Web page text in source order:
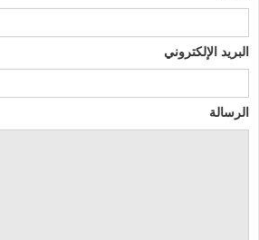
البريد الإلكتروني
الرسالة